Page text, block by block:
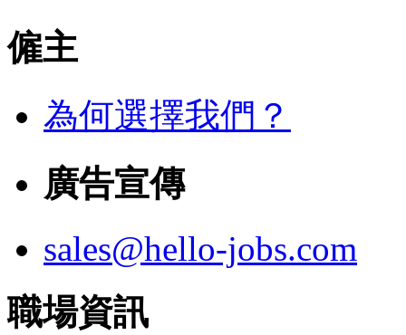
僱主
為何選擇我們？
廣告宣傳
sales@hello-jobs.com
職場資訊